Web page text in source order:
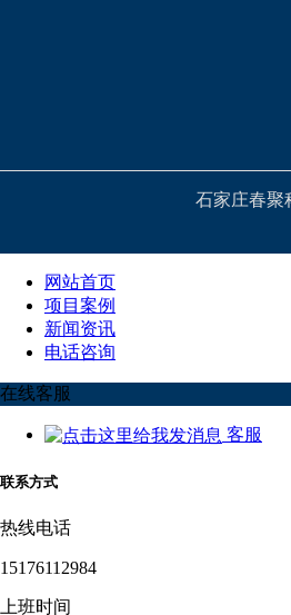
石家庄春聚
网站首页
项目案例
新闻资讯
电话咨询
在线客服
客服
联系方式
热线电话
15176112984
上班时间